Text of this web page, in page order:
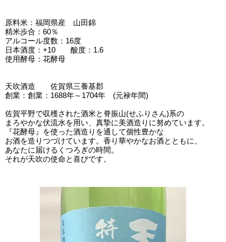
原料米：福岡県産 山田錦
精米歩合：60％
アルコール度数：16度
日本酒度：+10 酸度：1.6
使用酵母：花酵母
天吹酒造 佐賀県三養基郡
創業：創業：1688年～1704年 (元禄年間)
佐賀平野で収穫された酒米と脊振山(せふりさん)系の
まろやかな伏流水を用い、真摯に美酒造りに努めています。
『花酵母』を使った酒造りを通して個性豊かな
お酒を造りつづけています。香り華やかなお酒とともに、
あなたに届けるくつろぎの時間。
それが天吹の使命と喜びです。